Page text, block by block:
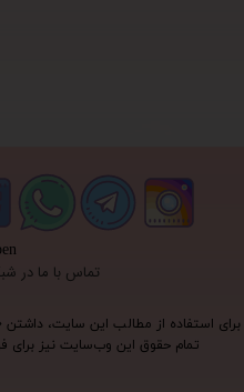
برای استفاده از مطالب این سایت،
تمام حقوق اين وب‌سايت نیز برای
تماس با ما در